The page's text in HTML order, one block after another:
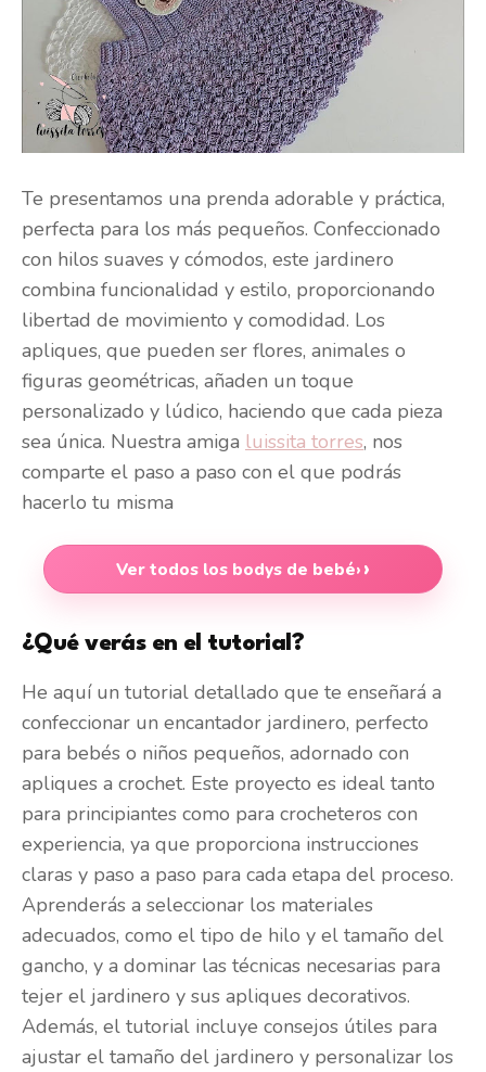
Te presentamos una prenda adorable y práctica,
perfecta para los más pequeños. Confeccionado
con hilos suaves y cómodos, este jardinero
combina funcionalidad y estilo, proporcionando
libertad de movimiento y comodidad. Los
apliques, que pueden ser flores, animales o
figuras geométricas, añaden un toque
personalizado y lúdico, haciendo que cada pieza
sea única. Nuestra amiga luissita torres, nos
comparte el paso a paso con el que podrás
hacerlo tu misma
Ver todos los bodys de bebé›
¿Qué verás en el tutorial?
He aquí un tutorial detallado que te enseñará a
confeccionar un encantador jardinero, perfecto
para bebés o niños pequeños, adornado con
apliques a crochet. Este proyecto es ideal tanto
para principiantes como para crocheteros con
experiencia, ya que proporciona instrucciones
claras y paso a paso para cada etapa del proceso.
Aprenderás a seleccionar los materiales
adecuados, como el tipo de hilo y el tamaño del
gancho, y a dominar las técnicas necesarias para
tejer el jardinero y sus apliques decorativos.
Además, el tutorial incluye consejos útiles para
ajustar el tamaño del jardinero y personalizar los